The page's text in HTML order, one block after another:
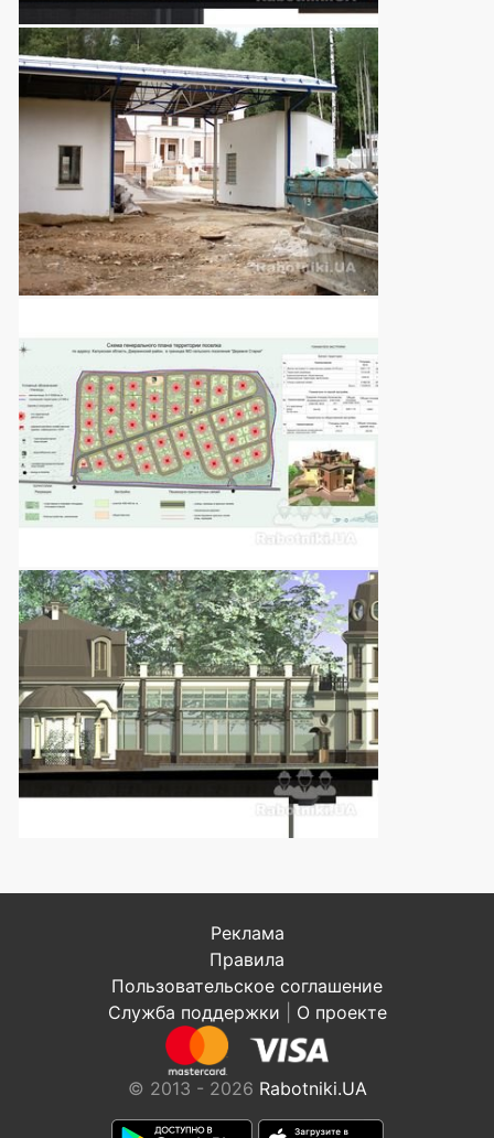
Реклама
Правила
Пользовательское соглашение
Служба поддержки
О проекте
© 2013 - 2026 Rabotniki.UA